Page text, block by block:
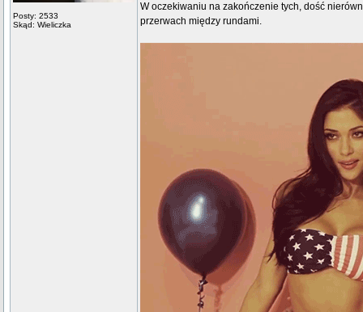
Posty: 2533
Skąd: Wieliczka
W oczekiwaniu na zakończenie tych, dość
przerwach między rundami.